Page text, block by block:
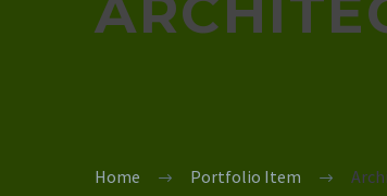
Home Portfolio Item